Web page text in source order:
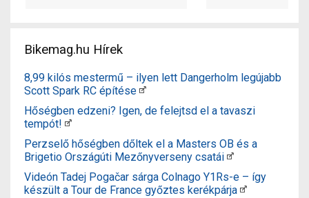
Bikemag.hu Hírek
8,99 kilós mestermű – ilyen lett Dangerholm legújabb
Scott Spark RC építése
Hőségben edzeni? Igen, de felejtsd el a tavaszi
tempót!
Perzselő hőségben dőltek el a Masters OB és a
Brigetio Országúti Mezőnyverseny csatái
Videón Tadej Pogačar sárga Colnago Y1Rs-e – így
készült a Tour de France győztes kerékpárja